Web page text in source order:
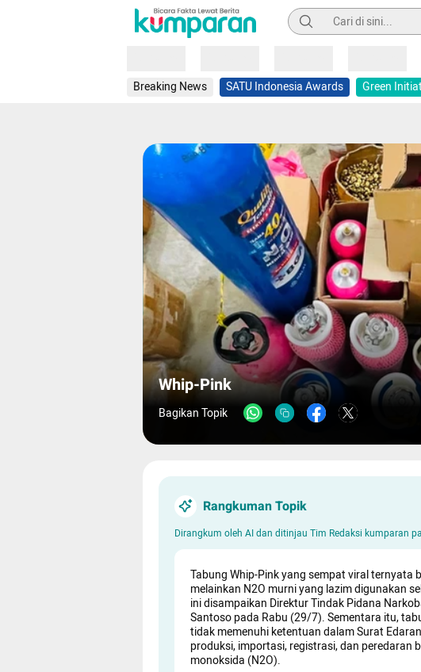
Pencarian
Breaking News SATU Indonesia Awards Green
Whip-Pink
Bagikan Topik
Rangkuman Topik
Dirangkum oleh AI dan ditinjau Tim Redaksi kumparan
Tabung Whip-Pink yang sempat viral ternyata
melainkan N2O murni yang lazim digunakan
ini disampaikan Direktur Tindak Pidana
Santoso pada Rabu (29/7). Sementara itu,
tidak memenuhi ketentuan dalam Surat
produksi, importasi, registrasi, dan peredaran
monoksida (N2O).